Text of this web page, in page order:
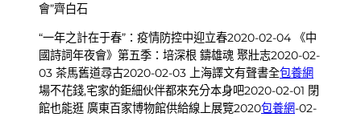
會”齊白石
“一年之計在于春”：疫情防控中迎立春2020-02-04 《中
國詩詞年夜會》第五季：培深根 鑄雄魂 聚壯志2020-02-
03 茶馬舊道尋古2020-02-03 上海譯文有聲書全包養網
場不花錢,宅家的鉅細伙伴都來充分本身吧2020-02-01 閉
館也能逛 廣東百家博物館供給線上展覽2020包養網-02-